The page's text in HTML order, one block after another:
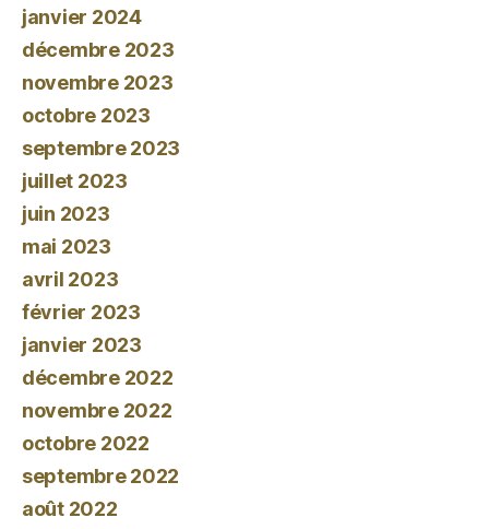
janvier 2024
décembre 2023
novembre 2023
octobre 2023
septembre 2023
juillet 2023
juin 2023
mai 2023
avril 2023
février 2023
janvier 2023
décembre 2022
novembre 2022
octobre 2022
septembre 2022
août 2022